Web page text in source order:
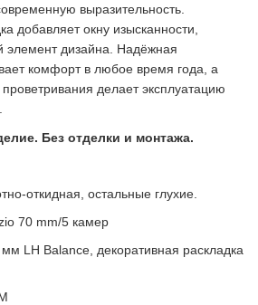
выразительность.
добавляет окну изысканности,
элемент дизайна. Надёжная
комфорт в любое время года, а
делает эксплуатацию
Без отделки и монтажа.
откидная, остальные глухие.
70 mm/5 камер
LH Balance, декоративная раскладка